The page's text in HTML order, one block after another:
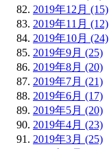
2019年12月 (15)
2019年11月 (12)
2019年10月 (24)
2019年9月 (25)
2019年8月 (20)
2019年7月 (21)
2019年6月 (17)
2019年5月 (20)
2019年4月 (23)
2019年3月 (25)